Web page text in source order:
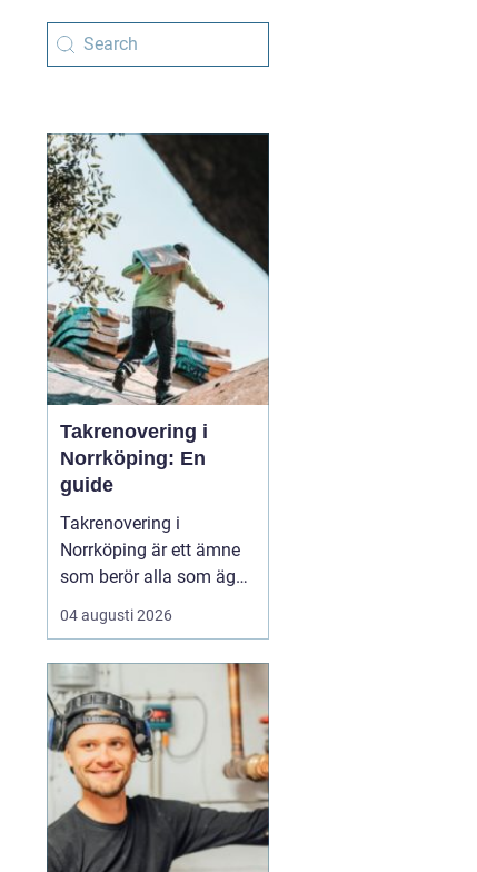
Takrenovering i
Norrköping: En
guide
Takrenovering i
Norrköping är ett ämne
som berör alla som äger
hus, radhus eller
flerfamiljshus i området.
viktigaste skydd mot
regn, snö och fukt, och
en i tid genomförd
renovering kan sp...
04 augusti 2026